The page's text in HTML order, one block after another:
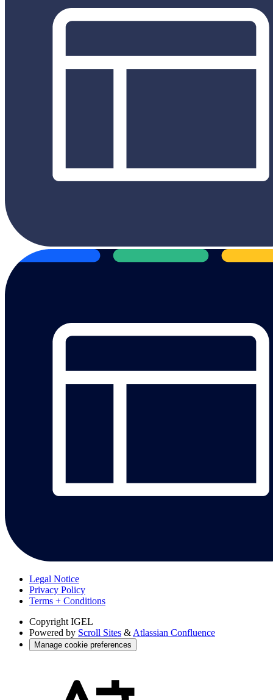
Legal Notice
Privacy Policy
Terms + Conditions
Copyright IGEL
Powered by Scroll Sites & Atlassian Confluence
Manage cookie preferences